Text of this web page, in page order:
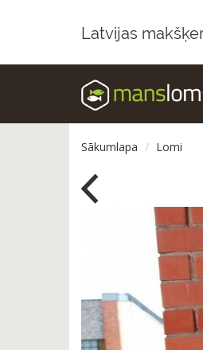
Latvijas
Sākumlapa Lomi